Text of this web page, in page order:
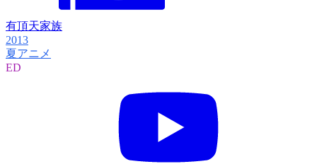
有頂天家族
2013
夏アニメ
ED